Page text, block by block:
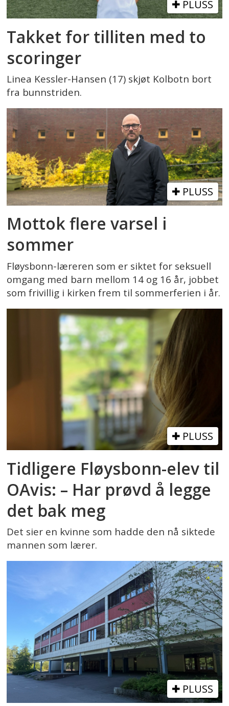
PLUSS
Takket for tilliten med to
scoringer
Linea Kessler-Hansen (17) skjøt Kolbotn bort
fra bunnstriden.
PLUSS
Mottok flere varsel i
sommer
Fløysbonn-læreren som er siktet for seksuell
omgang med barn mellom 14 og 16 år, jobbet
som frivillig i kirken frem til sommerferien i år.
PLUSS
Tidligere Fløysbonn-elev til
OAvis: – Har prøvd å legge
det bak meg
Det sier en kvinne som hadde den nå siktede
mannen som lærer.
PLUSS